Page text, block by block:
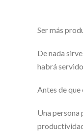
Ser más
De nada
habrá
Antes de
Una persona